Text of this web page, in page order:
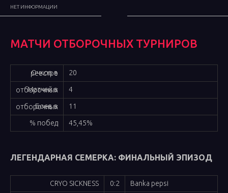
НЕТ ИНФОРМАЦИИ
МАТЧИ ОТБОРОЧНЫХ ТУРНИРОВ
Очков в реестре 20
Матчей в отборочных 4
Боев в отборочных 11
% побед 45,45%
ЛЕГЕНДАРНАЯ СЕМЕРКА: ФИНАЛЬНЫЙ ЭПИЗОД
СRYO SICKNESS 0:2
Banka pepsi